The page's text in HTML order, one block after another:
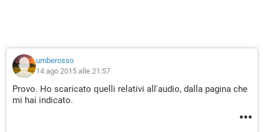
umberosso
14 ago 2015 alle 21:57
Provo. Ho scaricato quelli relativi all'audio, dalla pagina che
mi hai indicato.